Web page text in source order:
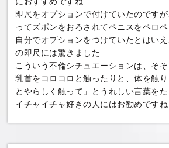
即尺をオプションで付けていたのです
ってズボンをおろされてペニスをペロペ
自分でオプションをつけていたとはい
の即尺には驚きました
こういう不倫シチュエーションは、そ
乳首をコロコロと触ったりと、体を触
とやらしく触って」とうれしい言葉を
イチャイチャ好きの人にはお勧めですね